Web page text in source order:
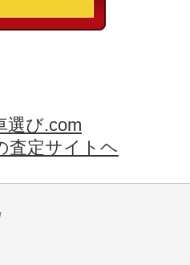
選び.com
査定サイトヘ